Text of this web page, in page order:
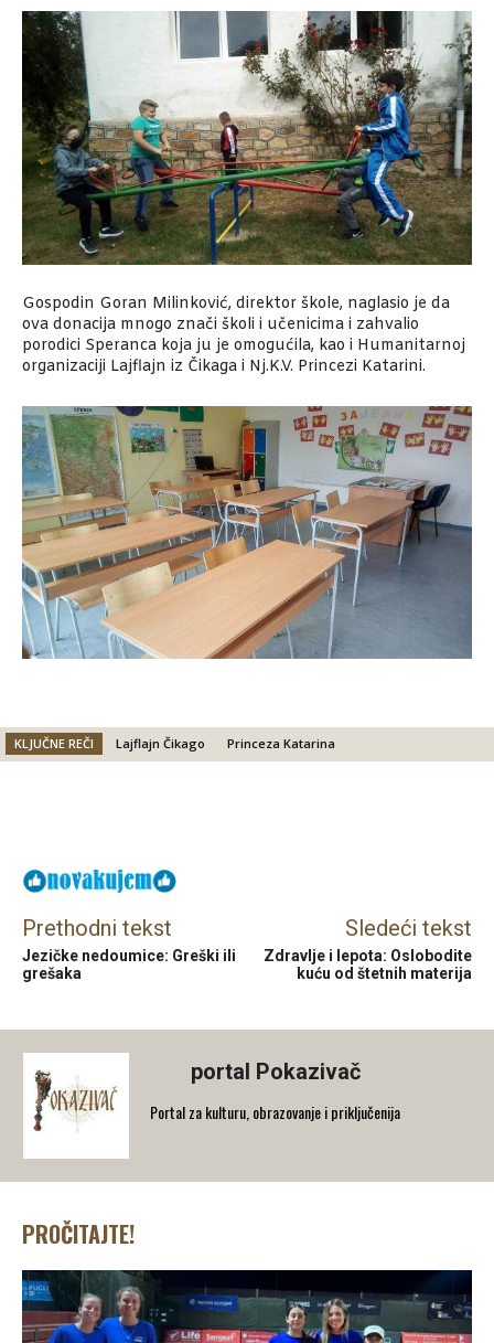
Gospodin Goran Milinković, direktor škole, naglasio je da
ova donacija mnogo znači školi i učenicima i zahvalio
porodici Speranca koja ju je omogućila, kao i Humanitarnoj
organizaciji Lajflajn iz Čikaga i Nj.K.V. Princezi Katarini.
KLJUČNE REČI Lajflajn Čikago Princeza Katarina
Prethodni tekst
Jezičke nedoumice: Greški ili
grešaka
Sledeći tekst
Zdravlje i lepota: Oslobodite
kuću od štetnih materija
portal Pokazivač
Portal za kulturu, obrazovanje i priključenija
PROČITAJTE!